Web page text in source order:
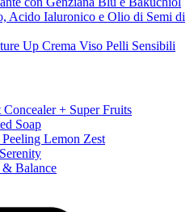
Acido Ialuronico e Olio di Semi di
Up Crema Viso Pelli Sensibili
+ Super Fruits
Soap
Lemon Zest
Balance